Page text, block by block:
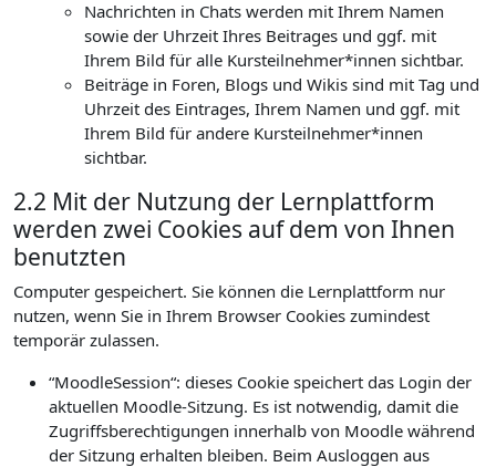
Nachrichten in Chats werden mit Ihrem Namen
sowie der Uhrzeit Ihres Beitrages und ggf. mit
Ihrem Bild für alle Kursteilnehmer*innen sichtbar.
Beiträge in Foren, Blogs und Wikis sind mit Tag und
Uhrzeit des Eintrages, Ihrem Namen und ggf. mit
Ihrem Bild für andere Kursteilnehmer*innen
sichtbar.
2.2 Mit der Nutzung der Lernplattform
werden zwei Cookies auf dem von Ihnen
benutzten
Computer gespeichert. Sie können die Lernplattform nur
nutzen, wenn Sie in Ihrem Browser Cookies zumindest
temporär zulassen.
“MoodleSession“: dieses Cookie speichert das Login der
aktuellen Moodle-Sitzung. Es ist notwendig, damit die
Zugriffsberechtigungen innerhalb von Moodle während
der Sitzung erhalten bleiben. Beim Ausloggen aus